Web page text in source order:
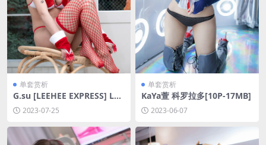
单套赏析
G.su [LEEHEE EXPRESS] LE
HF-095A [62P-1GB]
2023-07-25
单套赏析
KaYa萱 科罗拉多[10P-17MB]
2023-06-07